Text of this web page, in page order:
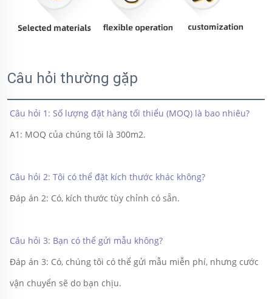
Câu hỏi thường gặp
Câu hỏi 1: Số lượng đặt hàng tối thiểu (MOQ) là bao nhiêu?
A1: MOQ của chúng tôi là 300m2.
Câu hỏi 2: Tôi có thể đặt kích thước khác không?
Đáp án 2: Có, kích thước tùy chỉnh có sẵn.
Câu hỏi 3: Bạn có thể gửi mẫu không?
Đáp án 3: Có, chúng tôi có thể gửi mẫu miễn phí, nhưng cước
vận chuyển sẽ do bạn chịu.